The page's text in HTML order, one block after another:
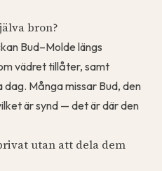
bron?
Bud–Molde längs
vädret tillåter, samt
Många missar Bud, den
är synd — det är där den
utan att dela dem